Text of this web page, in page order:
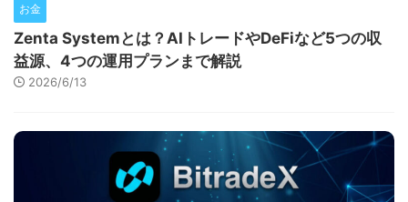
お金
Zenta Systemとは？AIトレードやDeFiなど5つの収
益源、4つの運用プランまで解説
2026/6/13